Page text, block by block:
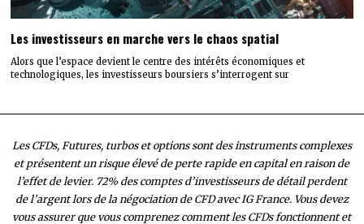
Les investisseurs en marche vers le chaos spatial
Alors que l’espace devient le centre des intérêts économiques et
technologiques, les investisseurs boursiers s’interrogent sur
Les CFDs, Futures, turbos et options sont des instruments complexes
et présentent un risque élevé de perte rapide en capital en raison de
l’effet de levier. 72% des comptes d’investisseurs de détail perdent
de l’argent lors de la négociation de CFD avec IG France. Vous devez
vous assurer que vous comprenez comment les CFDs fonctionnent et